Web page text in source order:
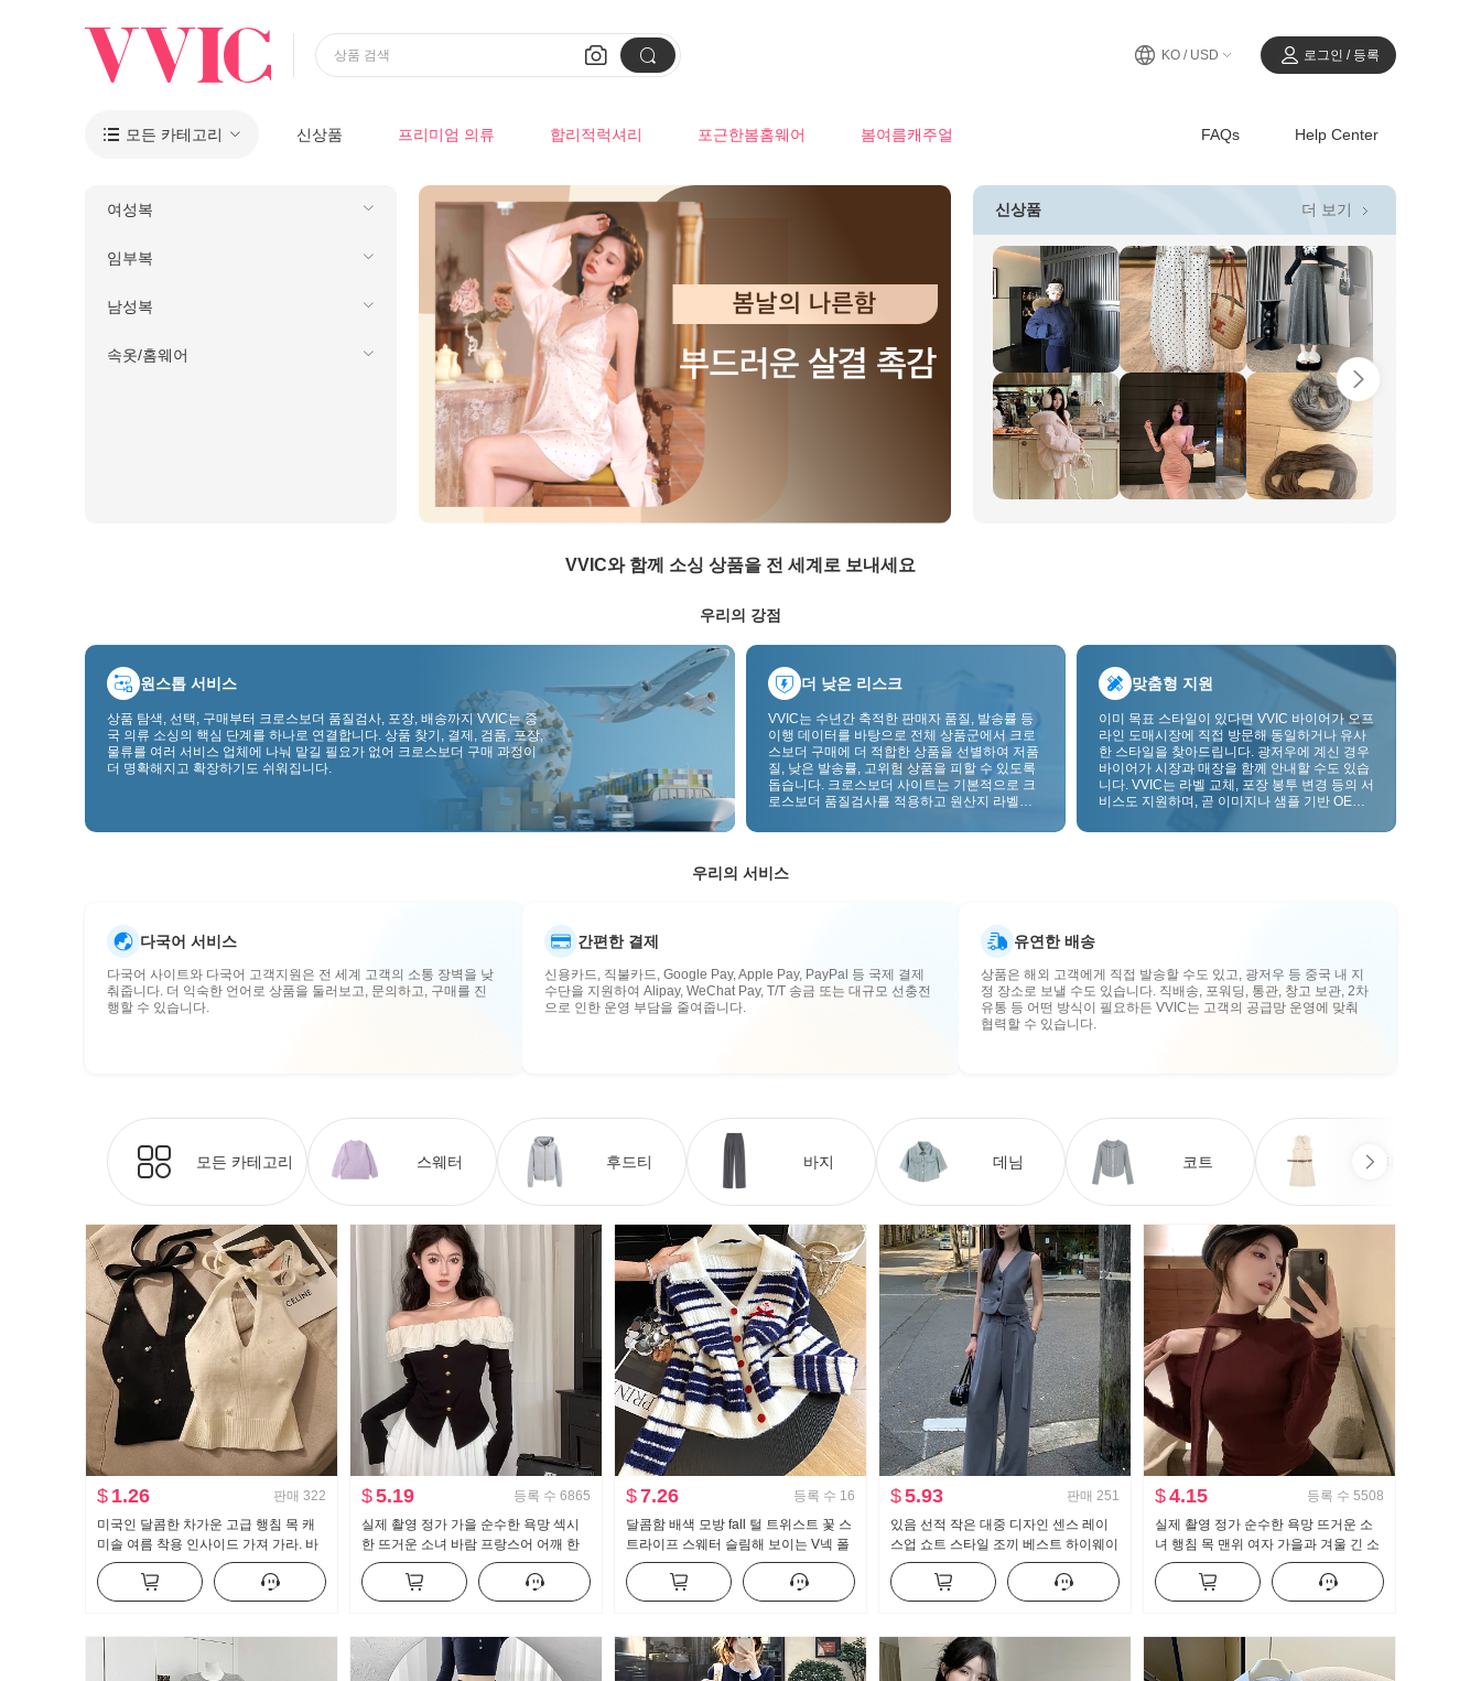
 
상품 검색 KO / USD 로그인 / 등록
 모든 카테고리 신상품 프리미엄 의류 합리적럭셔리 포근한봄홈웨어 봄여름캐주얼 FAQs Help Center
여성복
임부복
남성복
속옷/홈웨어
신상품 더 보기 
VVIC와 함께 소싱 상품을 전 세계로 보내세요
우리의 강점
원스톱 서비스
상품 탐색, 선택, 구매부터 크로스보더 품질검사, 포장, 배송까지 VVIC는 중
국 의류 소싱의 핵심 단계를 하나로 연결합니다. 상품 찾기, 결제, 검품, 포장,
물류를 여러 서비스 업체에 나눠 맡길 필요가 없어 크로스보더 구매 과정이
더 명확해지고 확장하기도 쉬워집니다.
더 낮은 리스크
VVIC는 수년간 축적한 판매자 품질, 발송률 등
이행 데이터를 바탕으로 전체 상품군에서 크로
스보더 구매에 더 적합한 상품을 선별하여 저품
질, 낮은 발송률, 고위험 상품을 피할 수 있도록
돕습니다. 크로스보더 사이트는 기본적으로 크
로스보더 품질검사를 적용하고 원산지 라벨을
낮춥니다.
맞춤형 지원
이미 목표 스타일이 있다면 VVIC 바이어가 오프
라인 도매시장에 직접 방문해 동일하거나 유사
한 스타일을 찾아드립니다. 광저우에 계신 경우
바이어가 시장과 매장을 함께 안내할 수도 있습
니다. VVIC는 라벨 교체, 포장 봉투 변경 등의 서
비스도 지원하며, 곧 이미지나 샘플 기반 OEM
를 비즈니스에 더 잘 맞는 공급망 역량으로 전환
우리의 서비스
다국어 서비스
다국어 사이트와 다국어 고객지원은 전 세계 고객의 소통 장벽을 낮
춰줍니다. 더 익숙한 언어로 상품을 둘러보고, 문의하고, 구매를 진
행할 수 있습니다.
간편한 결제
신용카드, 직불카드, Google Pay, Apple Pay, PayPal 등 국제 결제
수단을 지원하여 Alipay, WeChat Pay, T/T 송금 또는 대규모 선충전
으로 인한 운영 부담을 줄여줍니다.
유연한 배송
상품은 해외 고객에게 직접 발송할 수도 있고, 광저우 등 중국 내 지
정 장소로 보낼 수도 있습니다. 직배송, 포워딩, 통관, 창고 보관, 2차
유통 등 어떤 방식이 필요하든 VVIC는 고객의 공급망 운영에 맞춰
협력할 수 있습니다.
모든 카테고리 스웨터 후드티 바지 데님 코트 원피스
$ 1.26 판매 322
미국인 달콤한 차가운 고급 행침 목 캐
미솔 여름 착용 인사이드 가져 가라. 바
지를 입는 셔츠 뜨거운 소녀 뜨개질 튜
브 톱 맨위
$5.19 등록 수 6865
실제 촬영 정가 가을 순수한 욕망 섹시
한 뜨거운 소녀 바람 프랑스어 어깨 한
개 긴 소매 티셔츠 여자 프릴 허리 맨위
$7.26 등록 수 16
달콤함 배색 모방 fall 털 트위스트 꽃 스
트라이프 스웨터 슬림해 보이는 V넥 폴
로 칼라 레이스 니트 오픈 가디건
$5.93 판매 251
있음 선적 작은 대중 디자인 센스 레이
스업 쇼트 스타일 조끼 베스트 하이웨이
스트 도루 센스 넓은 다리 캐주얼 바지
세트
$4.15 등록 수 5508
실제 촬영 정가 순수한 욕망 뜨거운 소
녀 행침 목 맨위 여자 가을과 겨울 긴 소
매 티셔츠 고급 센스 디스플레이 몸 인
사이드 가져 가라. 바지를 입는 셔츠